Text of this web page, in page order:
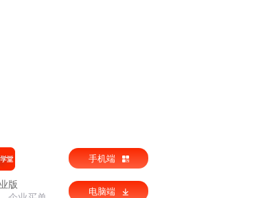
版
手机端
电脑端